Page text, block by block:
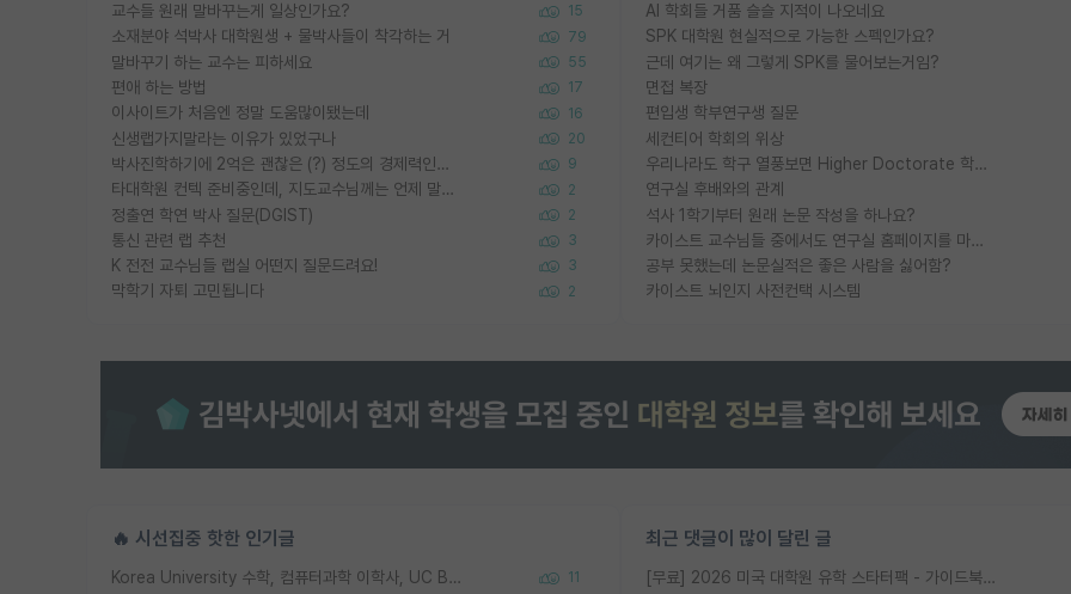
교수들 원래 말바꾸는게 일상인가요? 15
소재분야 석박사 대학원생 + 물박사들이 착각하는 거 79
말바꾸기 하는 교수는 피하세요 55
편애 하는 방법 17
이사이트가 처음엔 정말 도움많이됐는데 16
신생랩가지말라는 이유가 있었구나 20
박사진학하기에 2억은 괜찮은 (?) 정도의 경제력인가요 9
타대학원 컨텍 준비중인데, 지도교수님께는 언제 말씀드려야 할까요? 2
정출연 학연 박사 질문(DGIST) 2
통신 관련 랩 추천 3
K 전전 교수님들 랩실 어떤지 질문드려요! 3
막학기 자퇴 고민됩니다 2
AI 학회들 거품 슬슬 지적이 나오네요
SPK 대학원 현실적으로 가능한 스펙인가요?
근데 여기는 왜 그렇게 SPK를 물어보는거임?
면접 복장
편입생 학부연구생 질문
세컨티어 학회의 위상
우리나라도 학구 열풍보면 Higher Doctorate 학위가 필요하다고 봅니다.
연구실 후배와의 관계
석사 1학기부터 원래 논문 작성을 하나요?
카이스트 교수님들 중에서도 연구실 홈페이지를 마련 안 하신 분들이 계시던데
공부 못했는데 논문실적은 좋은 사람을 싫어함?
카이스트 뇌인지 사전컨택 시스템
🔥 시선집중 핫한 인기글
Korea University 수학, 컴퓨터과학 이학사, UC Berkeley 산업공학 대학원 공학박사가 되는 것은 쉽지 않겠죠? 11
최근 댓글이 많이 달린 글
[무료] 2026 미국 대학원 유학 스타터팩 - 가이드북 & 합격자 컨택메일 템플릿